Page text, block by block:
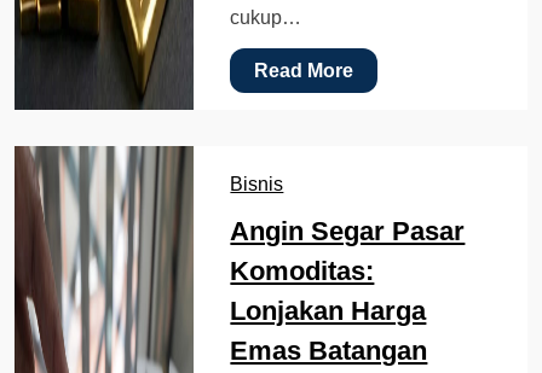
cukup…
Read More
Bisnis
Angin Segar Pasar
Komoditas:
Lonjakan Harga
Emas Batangan